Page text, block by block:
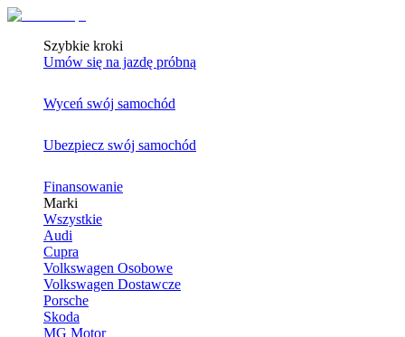
Szybkie kroki
Umów się na jazdę próbną
Wyceń swój samochód
Ubezpiecz swój samochód
Finansowanie
Marki
Wszystkie
Audi
Cupra
Volkswagen Osobowe
Volkswagen Dostawcze
Porsche
Skoda
MG Motor